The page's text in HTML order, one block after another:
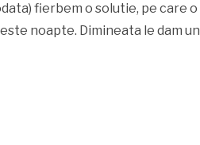
fierbem o solutie, pe care o
noapte. Dimineata le dam un